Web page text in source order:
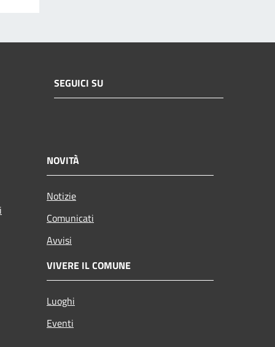
SEGUICI SU
NOVITÀ
Notizie
Comunicati
Avvisi
VIVERE IL COMUNE
Luoghi
Eventi